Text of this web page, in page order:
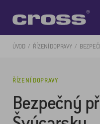
ÚVOD ŘÍZENÍ DOPRAVY
ŘÍZENÍ DOPRAVY
Bezpečný